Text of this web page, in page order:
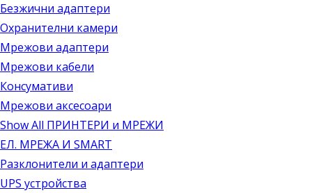
Безжични адаптери
Охранителни камери
Мрежови адаптери
Мрежови кабели
Консумативи
Мрежови аксесоари
Show All ПРИНТЕРИ и МРЕЖИ
ЕЛ. МРЕЖА И SMART
Разклонители и адаптери
UPS устройства